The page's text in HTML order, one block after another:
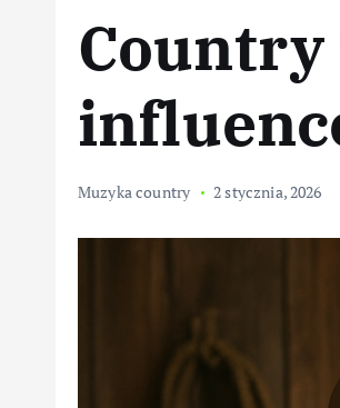
Muzyka country 2 stycznia, 2026